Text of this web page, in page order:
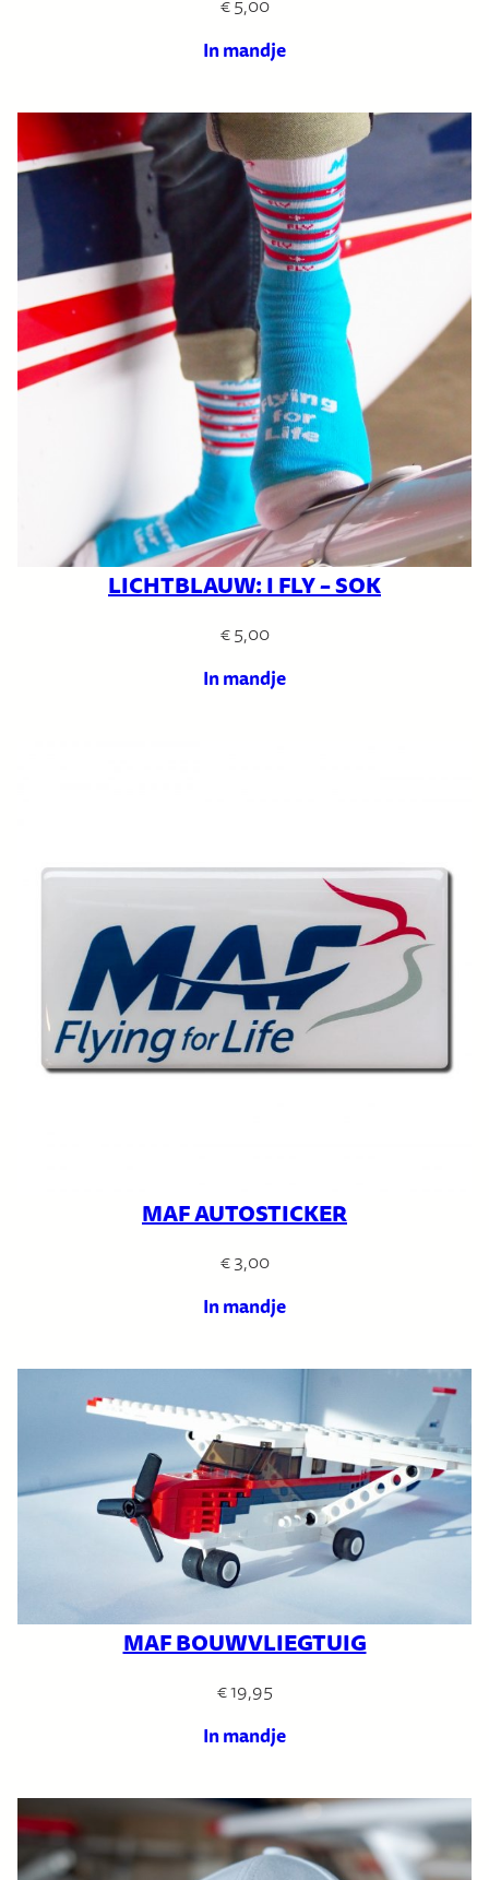
€5,00
In mandje
LICHTBLAUW: I FLY – SOK
€5,00
In mandje
MAF AUTOSTICKER
€3,00
In mandje
MAF BOUWVLIEGTUIG
€19,95
In mandje